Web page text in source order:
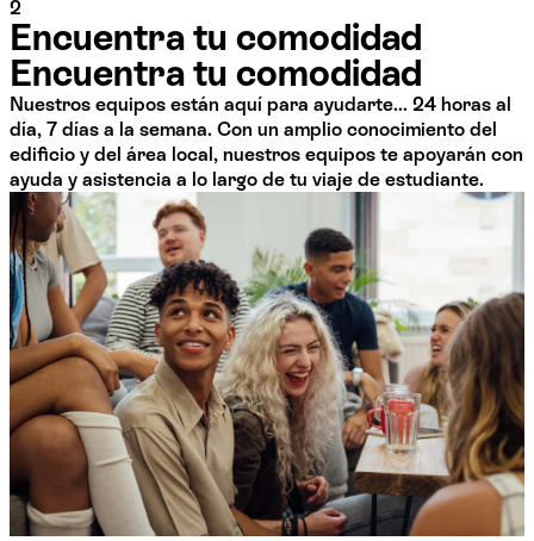
2
Encuentra tu comodidad
Encuentra tu comodidad
Nuestros equipos están aquí para ayudarte... 24 horas al
día, 7 días a la semana. Con un amplio conocimiento del
edificio y del área local, nuestros equipos te apoyarán con
ayuda y asistencia a lo largo de tu viaje de estudiante.